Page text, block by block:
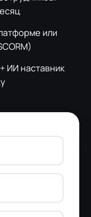
или
ИИ наставник